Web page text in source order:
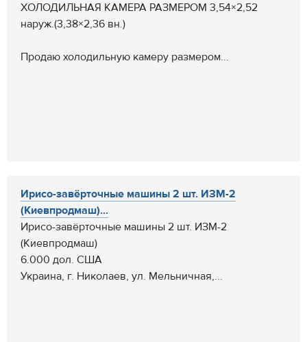
ХОЛОДИЛЬНАЯ КАМЕРА РАЗМЕРОМ 3,54×2,52
наруж.(3,38×2,36 вн.)
Продаю холодильную камеру размером...
Ирисо-завёрточные машины 2 шт. ИЗМ-2
(Киевпродмаш)...
Ирисо-завёрточные машины 2 шт. ИЗМ-2
(Киевпродмаш)
6.000 дол. США
Украина, г. Николаев, ул. Мельничная,...